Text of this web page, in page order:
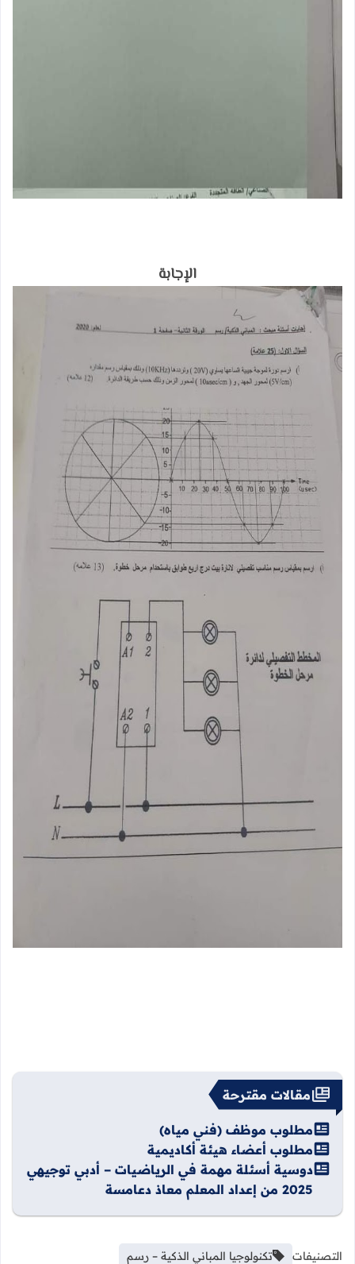
الإجابة
مقالات مقترحة
مطلوب موظف (فني مياه)
مطلوب أعضاء هيئة أكاديمية
دوسية أسئلة مهمة في الرياضيات – أدبي توجيهي
2025 من إعداد المعلم معاذ دعامسة
التصنيفات
تكنولوجيا المباني الذكية – رسم